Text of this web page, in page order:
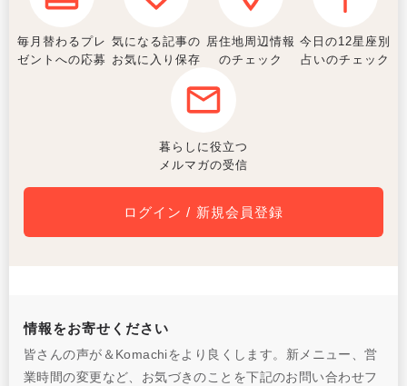
毎月替わるプレ
ゼントへの応募
気になる記事の
お気に入り保存
居住地周辺情報
のチェック
今日の12星座別
占いのチェック
暮らしに役立つ
メルマガの受信
ログイン / 新規会員登録
情報をお寄せください
皆さんの声が＆Komachiをより良くします。新メニュー、営
業時間の変更など、お気づきのことを下記のお問い合わせフ